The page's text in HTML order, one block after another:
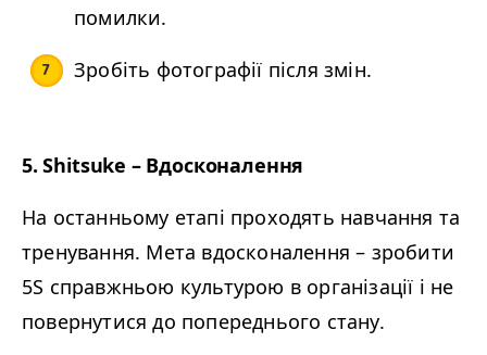
помилки.
Зробіть фотографії після змін.
5. Shit­suke – Вдосконалення
На останньому етапі проходять навчання та
тренування. Мета вдосконалення – зробити
5S справжньою культурою в організації і не
повернутися до попереднього стану.